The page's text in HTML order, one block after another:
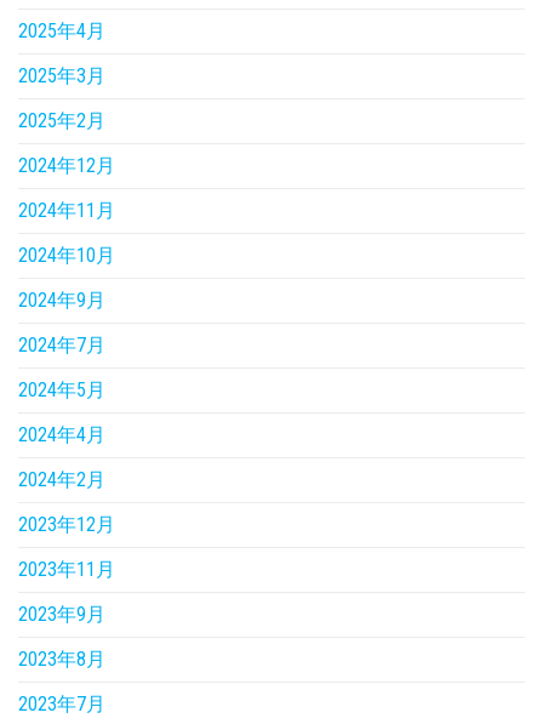
2025年4月
2025年3月
2025年2月
2024年12月
2024年11月
2024年10月
2024年9月
2024年7月
2024年5月
2024年4月
2024年2月
2023年12月
2023年11月
2023年9月
2023年8月
2023年7月